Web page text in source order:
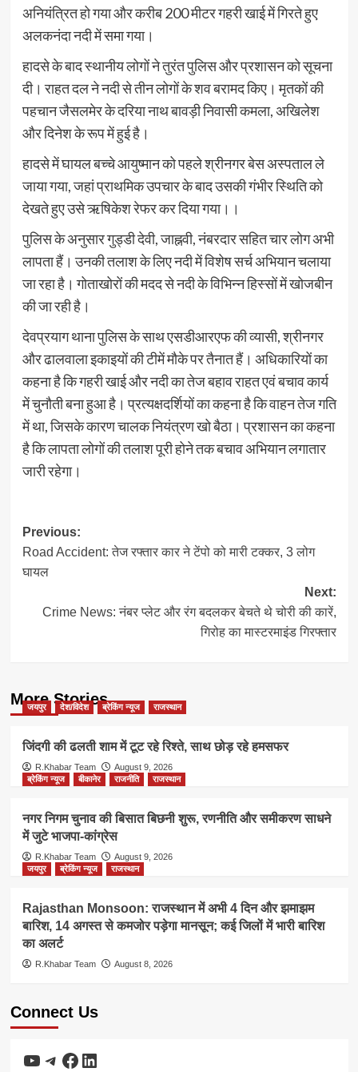
अनियंत्रित हो गया और करीब 200 मीटर गहरी खाई में गिरते हुए
अलकनंदा नदी में समा गया।
हादसे के बाद स्थानीय लोगों ने तुरंत पुलिस और प्रशासन को सूचना
दी। राहत दल ने नदी से तीन लोगों के शव बरामद किए। मृतकों की
पहचान जैसलमेर के दरिया नाथ बावड़ी निवासी कमला, अखिलेश
और दिनेश के रूप में हुई है।
हादसे में घायल बच्चे आयुष्मान को पहले श्रीनगर बेस अस्पताल ले
जाया गया, जहां प्राथमिक उपचार के बाद उसकी गंभीर स्थिति को
देखते हुए उसे ऋषिकेश रेफर कर दिया गया।।
पुलिस के अनुसार गुड्डी देवी, जाह्नवी, नंबरदार सहित चार लोग अभी
लापता हैं। उनकी तलाश के लिए नदी में विशेष सर्च अभियान चलाया
जा रहा है। गोताखोरों की मदद से नदी के विभिन्न हिस्सों में खोजबीन
की जा रही है।
देवप्रयाग थाना पुलिस के साथ एसडीआरएफ की व्यासी, श्रीनगर
और ढालवाला इकाइयों की टीमें मौके पर तैनात हैं। अधिकारियों का
कहना है कि गहरी खाई और नदी का तेज बहाव राहत एवं बचाव कार्य
में चुनौती बना हुआ है। प्रत्यक्षदर्शियों का कहना है कि वाहन तेज गति
में था, जिसके कारण चालक नियंत्रण खो बैठा। प्रशासन का कहना
है कि लापता लोगों की तलाश पूरी होने तक बचाव अभियान लगातार
जारी रहेगा।
Post
navigation
Previous:
Road Accident: तेज रफ्तार कार ने टेंपो को मारी टक्कर, 3 लोग
घायल
Next:
Crime News: नंबर प्लेट और रंग बदलकर बेचते थे चोरी की कारें,
गिरोह का मास्टरमाइंड गिरफ्तार
More Stories
जयपुर देश/विदेश ब्रेकिंग न्यूज राजस्थान
जिंदगी की ढलती शाम में टूट रहे रिश्ते, साथ छोड़ रहे हमसफर
R.Khabar Team
August 9, 2026
ब्रेकिंग न्यूज
बीकानेर राजनीति राजस्थान
नगर निगम चुनाव की बिसात बिछनी शुरू, रणनीति और समीकरण साधने
में जुटे भाजपा-कांग्रेस
R.Khabar Team
August 9, 2026
जयपुर
ब्रेकिंग न्यूज राजस्थान
Rajasthan Monsoon: राजस्थान में अभी 4 दिन और झमाझम
बारिश, 14 अगस्त से कमजोर पड़ेगा मानसून; कई जिलों में भारी बारिश
का अलर्ट
R.Khabar Team August 8, 2026
Connect Us
YouTube
Telegram
Facebook
LinkedIn